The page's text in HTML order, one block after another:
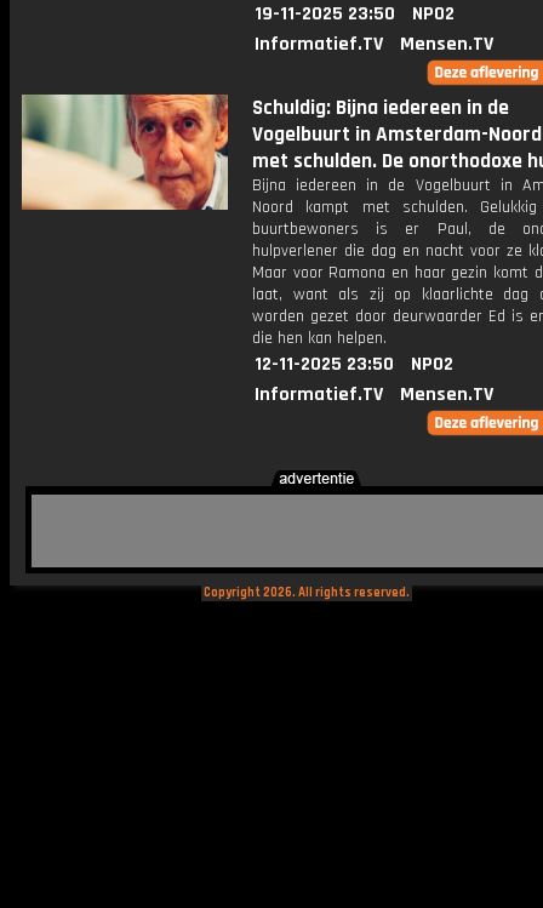
19-11-2025 23:50
NPO2
Informatief.TV
Mensen.TV
Schuldig: Bijna iedereen in de
Vogelbuurt in Amsterdam-
met schulden. De onorthodoxe
Bijna iedereen in de Vogelbuurt in
Noord kampt met schulden.
buurtbewoners is er Paul, de
hulpverlener die dag en nacht voor ze
Maar voor Ramona en haar gezin komt
laat, want als zij op klaarlichte dag
worden gezet door deurwaarder Ed is
die hen kan helpen.
12-11-2025 23:50
NPO2
Informatief.TV
Mensen.TV
Copyright 2026. All rights reserved.